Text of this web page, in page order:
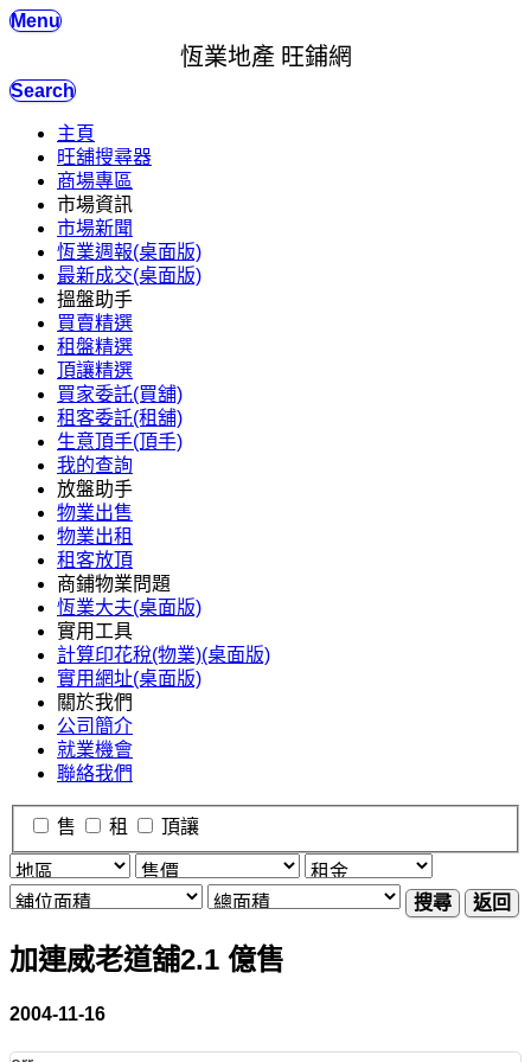
Menu
恆業地產 旺鋪網
Search
主頁
旺舖搜尋器
商場專區
市場資訊
市場新聞
恆業週報(桌面版)
最新成交(桌面版)
搵盤助手
買賣精選
租盤精選
頂讓精選
買家委託(買舖)
租客委託(租舖)
生意頂手(頂手)
我的查詢
放盤助手
物業出售
物業出租
租客放頂
商鋪物業問題
恆業大夫(桌面版)
實用工具
計算印花稅(物業)(桌面版)
實用網址(桌面版)
關於我們
公司簡介
就業機會
聯絡我們
售 租 頂讓
搜尋 返回
加連威老道舖2.1 億售
2004-11-16